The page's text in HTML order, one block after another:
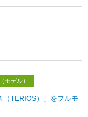
モデル）
（TERIOS）」をフルモ